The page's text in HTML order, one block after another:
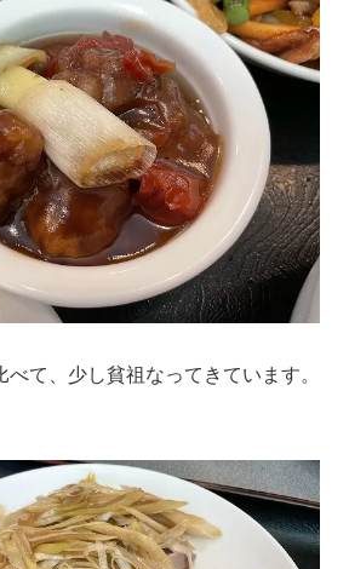
べて、少し貧祖なってきています。